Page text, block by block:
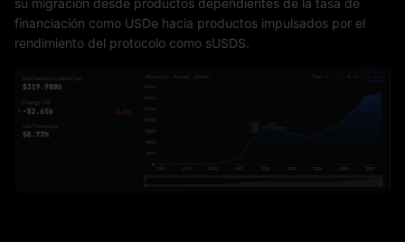
su migración desde productos dependientes de la tasa de
financiación como USDe hacia productos impulsados por el
rendimiento del protocolo como sUSDS.